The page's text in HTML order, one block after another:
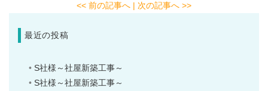
<< 前の記事へ | 次の記事へ >>
最近の投稿
S社様～社屋新築工事～
S社様～社屋新築工事～